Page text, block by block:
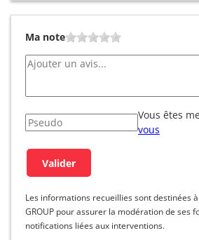
Ma note
Vous êtes
vous
Les informations recueillies sont destinées à
GROUP pour assurer la modération de ses
notifications liées aux interventions.